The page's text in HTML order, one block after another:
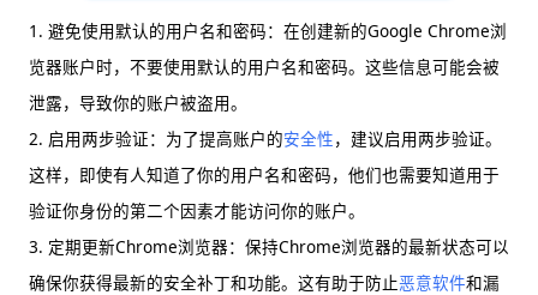
1. 避免使用默认的用户名和密码：在创建新的Google Chrome浏
览器账户时，不要使用默认的用户名和密码。这些信息可能会被
泄露，导致你的账户被盗用。
2. 启用两步验证：为了提高账户的安全性，建议启用两步验证。
这样，即使有人知道了你的用户名和密码，他们也需要知道用于
验证你身份的第二个因素才能访问你的账户。
3. 定期更新Chrome浏览器：保持Chrome浏览器的最新状态可以
确保你获得最新的安全补丁和功能。这有助于防止恶意软件和漏